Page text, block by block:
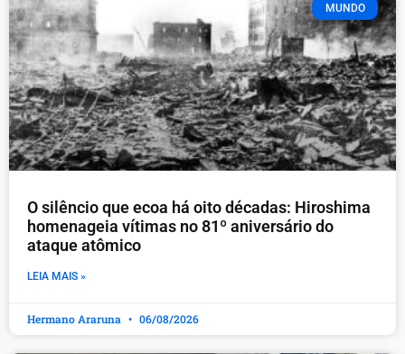
MUNDO
O silêncio que ecoa há oito décadas: Hiroshima
homenageia vítimas no 81º aniversário do
ataque atômico
LEIA MAIS »
Hermano Araruna 06/08/2026